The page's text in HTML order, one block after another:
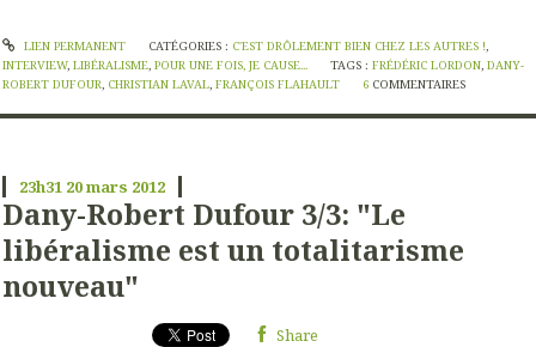
LIEN PERMANENT CATÉGORIES : C'EST DRÔLEMENT BIEN CHEZ LES AUTRES !,
INTERVIEW, LIBÉRALISME, POUR UNE FOIS, JE CAUSE... TAGS :FRÉDÉRIC LORDON,DANY-
ROBERT DUFOUR, CHRISTIAN LAVAL, FRANÇOIS FLAHAULT 6 COMMENTAIRES
23h31 20mars 2012
Dany-Robert Dufour 3/3: "Le
libéralisme est un totalitarisme
nouveau"
Share